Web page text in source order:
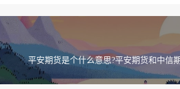
平安期货是个什么意思?平安期货和中信